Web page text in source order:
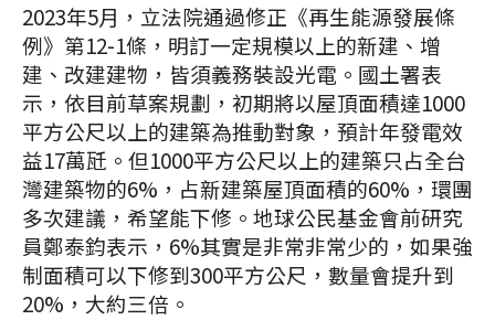
2023年5月，立法院通過修正《再生能源發展條
例》第12-1條，明訂一定規模以上的新建、增
建、改建建物，皆須義務裝設光電。國土署表
示，依目前草案規劃，初期將以屋頂面積達1000
平方公尺以上的建築為推動對象，預計年發電效
益17萬瓩。但1000平方公尺以上的建築只占全台
灣建築物的6%，占新建築屋頂面積的60%，環團
多次建議，希望能下修。地球公民基金會前研究
員鄭泰鈞表示，6%其實是非常非常少的，如果強
制面積可以下修到300平方公尺，數量會提升到
20%，大約三倍。